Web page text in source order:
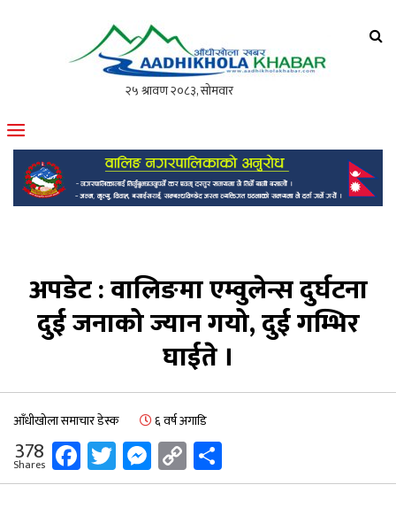
मोफसलकै लोकप्रिय अनलाइन पत्रिका
अपडेट : वालिङमा एम्वुलेन्स दुर्घटना
दुई जनाको ज्यान गयो, दुई गम्भिर
घाईते ।
आँधीखोला समाचार डेस्क ६ वर्ष अगाडि
378
Shares Facebook
Twitter
Messenger
Copy
Link